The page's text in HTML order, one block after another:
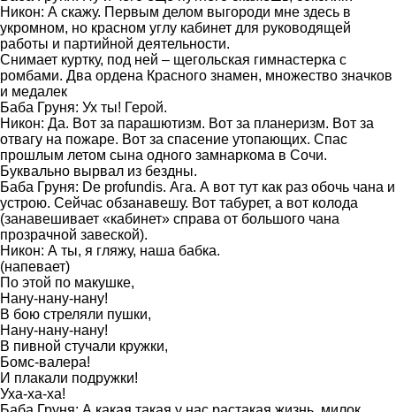
Никон: А скажу. Первым делом выгороди мне здесь в
укромном, но красном углу кабинет для руководящей
работы и партийной деятельности.
Снимает куртку, под ней – щегольская гимнастерка с
ромбами. Два ордена Красного знамен, множество значков
и медалек
Баба Груня: Ух ты! Герой.
Никон: Да. Вот за парашютизм. Вот за планеризм. Вот за
отвагу на пожаре. Вот за спасение утопающих. Спас
прошлым летом сына одного замнаркома в Сочи.
Буквально вырвал из бездны.
Баба Груня: De profundis. Ага. А вот тут как раз обочь чана и
устрою. Сейчас обзанавешу. Вот табурет, а вот колода
(занавешивает «кабинет» справа от большого чана
прозрачной завеской).
Никон: А ты, я гляжу, наша бабка.
(напевает)
По этой по макушке,
Нану-нану-нану!
В бою стреляли пушки,
Нану-нану-нану!
В пивной стучали кружки,
Бомс-валера!
И плакали подружки!
Уха-ха-ха!